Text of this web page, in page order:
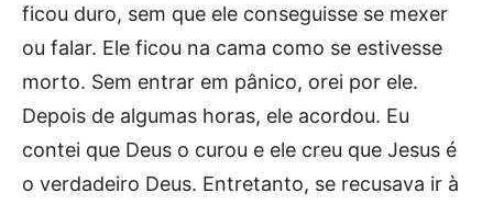
ficou duro, sem que ele conseguisse se mexer
ou falar. Ele ficou na cama como se estivesse
morto. Sem entrar em pânico, orei por ele.
Depois de algumas horas, ele acordou. Eu
contei que Deus o curou e ele creu que Jesus é
o verdadeiro Deus. Entretanto, se recusava ir à